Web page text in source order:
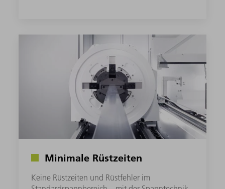
Minimale Rüstzeiten
Keine Rüstzeiten und Rüstfehler im